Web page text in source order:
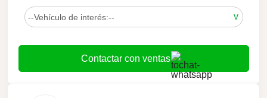
Contactar con ventas